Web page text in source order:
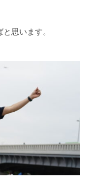
思います。